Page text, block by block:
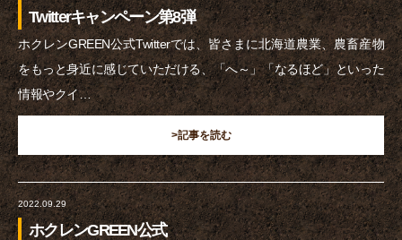
Twitterキャンペーン第8弾
ホクレンGREEN公式Twitterでは、皆さまに北海道農業、農畜産物
をもっと身近に感じていただける、「へ～」「なるほど」といった
情報やクイ…
>記事を読む
2022.09.29
ホクレンGREEN公式